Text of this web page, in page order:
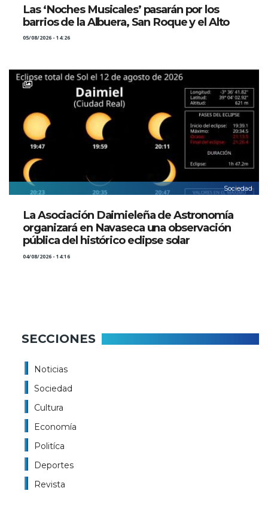
Las ‘Noches Musicales’ pasarán por los
barrios de la Albuera, San Roque y el Alto
05/08/2026 - 14:26
Sociedad
La Asociación Daimieleña de Astronomía
organizará en Navaseca una observación
pública del histórico eclipse solar
04/08/2026 - 14:16
SECCIONES
Noticias
Sociedad
Cultura
Economía
Politíca
Deportes
Revista